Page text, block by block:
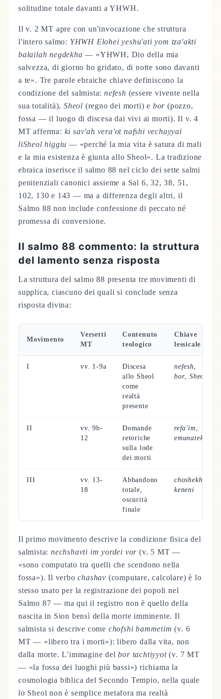
solitudine totale davanti a YHWH.
Il v. 2 MT apre con un'invocazione che struttura
l'intero salmo: YHWH Elohei yeshu'ati yom tza'akti
balailah negdekha — «YHWH, Dio della mia
salvezza, di giorno ho gridato, di notte sono davanti
a te». Tre parole ebraiche chiave definiscono la
condizione del salmista:nefesh (essere vivente nella
sua totalità),Sheol (regno dei morti) e bor (pozzo,
fossa — il luogo di discesa dai vivi ai morti). Il v. 4
MT afferma: ki sav'ah vera'ot nafshi vechayyai
liSheol higgiu — «perché la mia vita è satura di mali
e la mia esistenza è giunta allo Sheol». La tradizione
ebraica inserisce il salmo 88 nel ciclo dei sette salmi
penitenziali canonici assieme a Sal 6, 32, 38, 51,
102, 130 e 143 — ma a differenza degli altri, il
Salmo 88 non include confessione di peccato né
promessa di conversione.
Il salmo 88 commento: la struttura
del lamento senza risposta
La struttura del salmo 88 presenta tre movimenti di
supplica, ciascuno dei quali si conclude senza
risposta divina:
Movimento
Versetti
MT
Contenuto
teologico
Chiave
lessicale
I vv. 1-9a
Discesa
allo Sheol
come
realtà
presente
nefesh,
bor,Sheol
II
vv. 9b-
12
Domande
retoriche
sulla lode
dei morti
refa'im,
emunatekha
III
vv. 13-
18
Abbandono
totale,
oscurità
finale
choshekh
keneni
Il primo movimento descrive la condizione fisica del
salmista: nechshavti im yordei vor (v. 5 MT —
«sono computato tra quelli che scendono nella
fossa»). Il verbochashav (computare, calcolare) è lo
stesso usato per la registrazione dei popoli nel
Salmo 87 — ma qui il registro non è quello della
nascita in Sion bensì della morte imminente. Il
salmista si descrive come chofshi bammetim (v. 6
MT — «libero tra i morti»): libero dalla vita, non
dalla morte. L'immagine delbor tachtiyyot(v. 7 MT
— «la fossa dei luoghi più bassi») richiama la
cosmologia biblica del Secondo Tempio, nella quale
lo Sheol non è semplice metafora ma realtà